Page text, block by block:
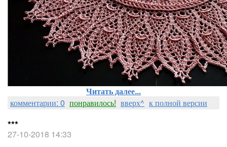
Читать далее...
комментарии: 0 понравилось! вверх^ к полной версии
***
27-10-2018 14:33